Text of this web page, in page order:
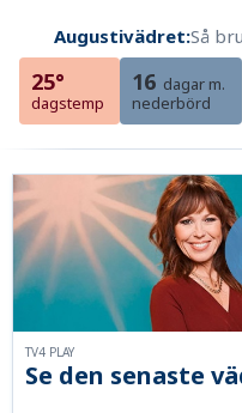
Augustivädret:Så
25°
dagstemp
16 dagar m.
nederbörd
Se den senaste
TV4 PLAY